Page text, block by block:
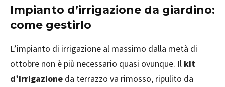
Impianto d’irrigazione da giardino:
come gestirlo
L’impianto di irrigazione al massimo dalla metà di
ottobre non è più necessario quasi ovunque. Il kit
d’irrigazione da terrazzo va rimosso, ripulito da